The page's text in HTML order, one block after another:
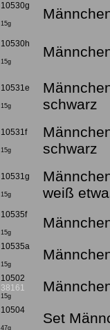
10530g
15g
10530h
15g
10531e
15g
schwarz
10531f
15g
schwarz
10531g
15g
weiß
10535f
15g
10535a
15g
10502
38161
15g
10504
47g
Set